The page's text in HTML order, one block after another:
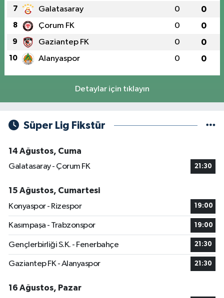
7 Galatasaray 0 0
8 Çorum FK 0 0
9 Gaziantep FK 0 0
10 Alanyaspor 0 0
Detaylar için tıklayın
Süper Lig Fikstür
14 Ağustos, Cuma
Galatasaray - Çorum FK
21:30
15 Ağustos, Cumartesi
Konyaspor - Rizespor
19:00
Kasımpaşa - Trabzonspor 19:00
Gençlerbirliği S.K. - Fenerbahçe 21:30
Gaziantep FK - Alanyaspor 21:30
16 Ağustos, Pazar